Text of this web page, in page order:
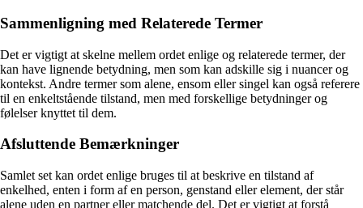
Sammenligning med Relaterede Termer
Det er vigtigt at skelne mellem ordet enlige og relaterede termer, der
kan have lignende betydning, men som kan adskille sig i nuancer og
kontekst. Andre termer som alene, ensom eller singel kan også referere
til en enkeltstående tilstand, men med forskellige betydninger og
følelser knyttet til dem.
Afsluttende Bemærkninger
Samlet set kan ordet enlige bruges til at beskrive en tilstand af
enkelhed, enten i form af en person, genstand eller element, der står
alene uden en partner eller matchende del. Det er vigtigt at forstå